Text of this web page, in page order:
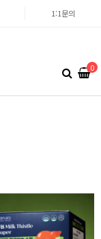
1:1문의
0